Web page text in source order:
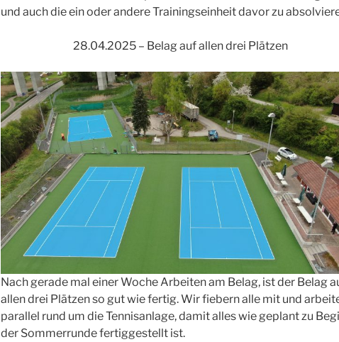
und auch die ein oder andere Trainingseinheit davor zu
28.04.2025 – Belag auf allen drei Plätzen
Nach gerade mal einer Woche Arbeiten am Belag, ist der Belag
allen drei Plätzen so gut wie fertig. Wir fiebern alle mit und
parallel rund um die Tennisanlage, damit alles wie geplant zu
der Sommerrunde fertiggestellt ist.